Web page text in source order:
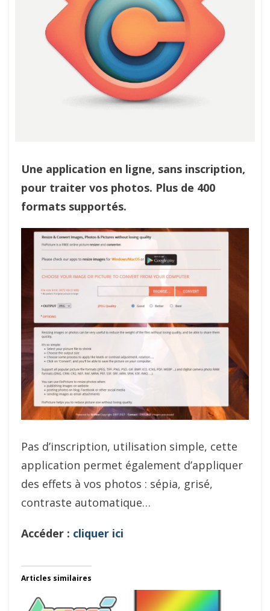
Une application en ligne, sans inscription,
pour traiter vos photos. Plus de 400
formats supportés.
Pas d’inscription, utilisation simple, cette
application permet également d’appliquer
des effets à vos photos : sépia, grisé,
contraste automatique…
Accéder : cliquer ici
Articles similaires